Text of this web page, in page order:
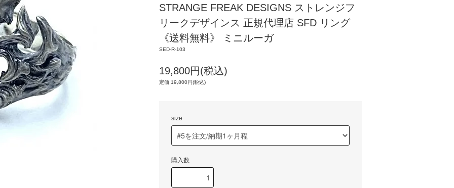
STRANGE FREAK DESIGNS ストレンジフ
リークデザインス 正規代理店 SFD リング
《送料無料》 ミニルーガ
SED-R-103
19,800円(税込)
定価 19,800円(税込)
size
購入数